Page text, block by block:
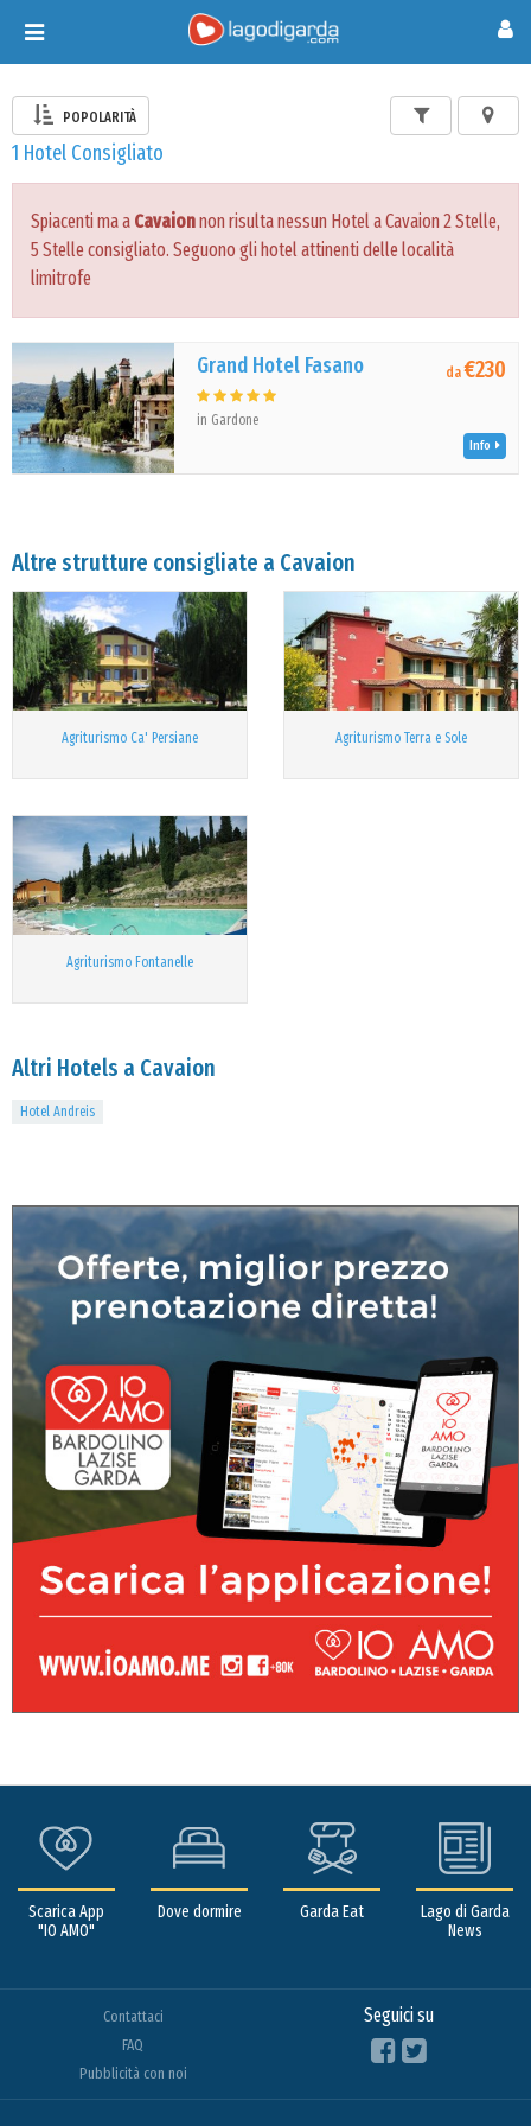
Toggle
navigation
POPOLARITÀ
1 Hotel Consigliato
Spiacenti ma a Cavaionnon risulta nessun Hotel a Cavaion 2 Stelle,
5 Stelle consigliato. Seguono gli hotel attinenti delle località
limitrofe
Grand Hotel Fasano
in Gardone
da€230
Info
Altre strutture consigliate a Cavaion
Agriturismo Ca' Persiane Agriturismo Terra e Sole
Agriturismo Fontanelle
Altri Hotels a Cavaion
Hotel Andreis
Scarica App
"IO AMO"
Dove dormire Garda Eat
Lago di Garda
News
Contattaci
FAQ
Pubblicità con noi
Seguici su